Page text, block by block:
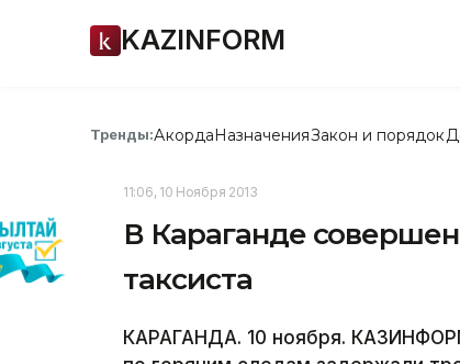
KAZINFORM
Тренды:АкордаНазначенияЗакон и порядок
11:06, 10 Ноября 2013
В Караганде
таксиста
КАРАГАНДА. 10 ноября.